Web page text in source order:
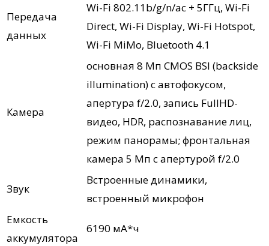
Передача
данных
Wi-Fi 802.11b/g/n/ac + 5ГГц, Wi-Fi
Direct, Wi-Fi Display, Wi-Fi Hotspot,
Wi-Fi MiMo, Bluetooth 4.1
Камера
основная 8 Мп CMOS BSI (backside
illumination) с автофокусом,
апертура f/2.0, запись FullHD-
видео, HDR, распознавание лиц,
режим панорамы; фронтальная
камера 5 Мп с апертурой f/2.0
Звук
Встроенные динамики,
встроенный микрофон
Емкость
аккумулятора
6190 мА*ч